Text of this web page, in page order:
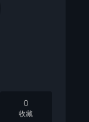
0
收藏